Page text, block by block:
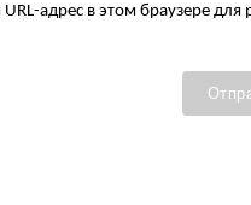
адрес в этом браузере для